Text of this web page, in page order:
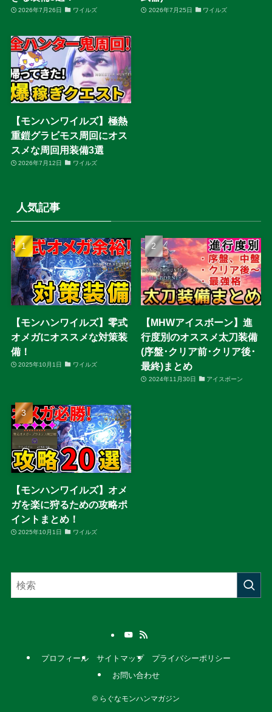
2026年7月26日 ワイルズ 2026年7月25日 ワイルズ
【モンハンワイルズ】極熱
重鎧グラビモス周回にオス
スメな周回用装備3選
2026年7月12日 ワイルズ
人気記事
【モンハンワイルズ】零式
オメガにオススメな対策装
備！
2025年10月1日 ワイルズ
【MHWアイスボーン】進
行度別のオススメ太刀装備
(序盤･クリア前･クリア後･
最終)まとめ
2024年11月30日 アイスボーン
【モンハンワイルズ】オメ
ガを楽に狩るための攻略ポ
イントまとめ！
2025年10月1日 ワイルズ
プロフィール サイトマップ
プライバシーポリシー
お問い合わせ
© らぐなモンハンマガジン